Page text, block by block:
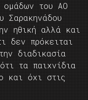
ομάδων του ΑΟ
Σαρακηνάδου
ηθική αλλά και
δεν πρόκειται
διαδικασία
τα παιχνίδια
και όχι στις